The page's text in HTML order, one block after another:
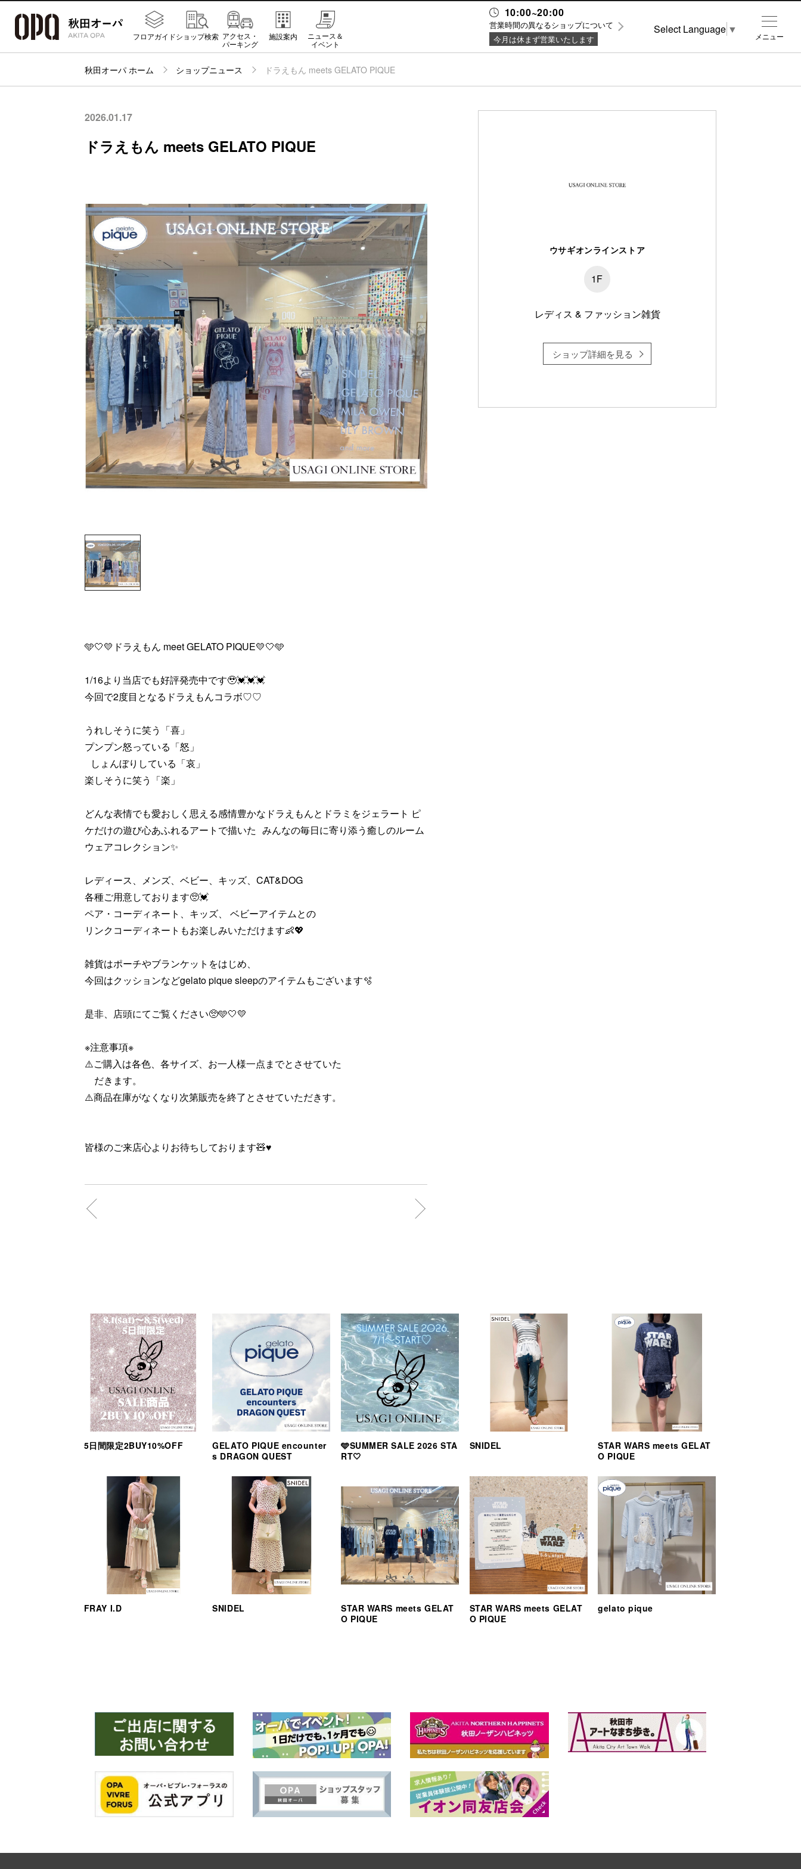
10:00~20:00
営業時間の異なるショップについて
今月は休まず営業いたします
フロアガイドショップ検索 アクセス・
パーキング
施設案内
ニュース＆
イベント
秋田オーパ ホーム ショップニュース ドラえもん meets GELATO PIQUE
2026.01.17
ドラえもん meets GELATO PIQUE
🩵🤍💛ドラえもん meet GELATO PIQUE💛🤍🩵
1/16より当店でも好評発売中です🥹💓💓💓
今回で2度目となるドラえもんコラボ♡♡
うれしそうに笑う「喜」
プンプン怒っている「怒」
しょんぼりしている「哀」
楽しそうに笑う「楽」
どんな表情でも愛おしく思える感情豊かなドラえもんとドラミをジェラート ピ
ケだけの遊び心あふれるアートで描いた みんなの毎日に寄り添う癒しのルーム
ウェアコレクション✨
レディース、メンズ、ベビー、キッズ、CAT&DOG
各種ご用意しております🥺💓
ペア・コーディネート、キッズ、 ベビーアイテムとの
リンクコーディネートもお楽しみいただけます👶💖
雑貨はポーチやブランケットをはじめ、
今回はクッションなどgelato pique sleepのアイテムもございます🫧
是非、店頭にてご覧ください🥺🩵🤍💛
※注意事項※
⚠️ご購入は各色、各サイズ、お一人様一点までとさせていた
だきます。
⚠️商品在庫がなくなり次第販売を終了とさせていただきす。
皆様のご来店心よりお待ちしております🧸♥️
ウサギオンラインストア
1F
レディス & ファッション雑貨
ショップ詳細を見る
5日間限定2BUY10%OFF
GELATO PIQUE encounter
s DRAGON QUEST
🩵SUMMER SALE 2026 STA
RT🤍
SNIDEL
STAR WARS meets GELAT
O PIQUE
FRAY I.D SNIDEL
STAR WARS meets GELAT
O PIQUE
STAR WARS meets GELAT
O PIQUE
gelato pique
メニュー
Select Language ▼